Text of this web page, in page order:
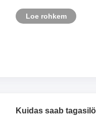
Loe rohkem
Kuidas saab